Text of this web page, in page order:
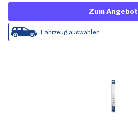
Zum Angebot
Fahrzeug auswählen